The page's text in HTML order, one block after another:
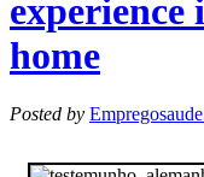
experience
home
Posted by